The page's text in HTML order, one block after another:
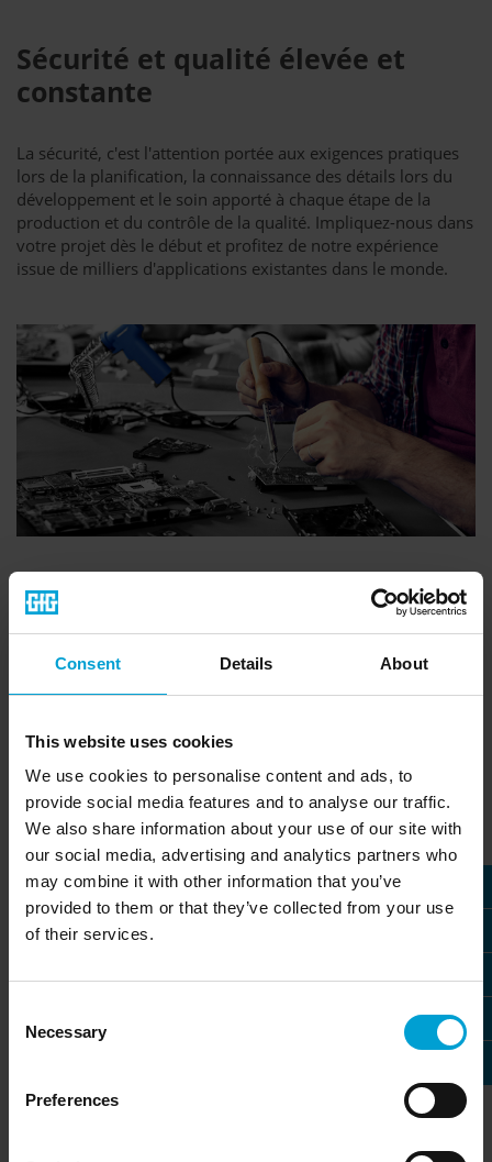
Consent Details About
This website uses cookies
We use cookies to personalise content and ads, to
provide social media features and to analyse our traffic.
We also share information about your use of our site with
our social media, advertising and analytics partners who
may combine it with other information that you’ve
provided to them or that they’ve collected from your use
of their services.
Selection
Necessary
Preferences
Sécurité et qualité élevée et
constante
La sécurité, c'est l'attention portée aux exigences pratiques
lors de la planification, la connaissance des détails lors du
développement et le soin apporté à chaque étape de la
production et du contrôle de la qualité. Impliquez-nous dans
votre projet dès le début et profitez de notre expérience
issue de milliers d'applications existantes dans le monde.
Haute qualité et certifié
Il est important pour nous que les produits GfG passent non
Des récompenses régulières, telles que des prix
la convivialité et le caractère pratique. Nous sommes
certifiés ISO selon la norme 9001:2015, ATEX et IECEx QAR
QM.